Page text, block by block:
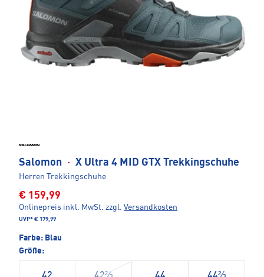
Salomon · X Ultra 4 MID GTX Trekkingschuhe
Herren Trekkingschuhe
€ 159,99
Onlinepreis inkl. MwSt. zzgl. Versandkosten
UVP* € 179,99
Farbe: Blau
Größe: